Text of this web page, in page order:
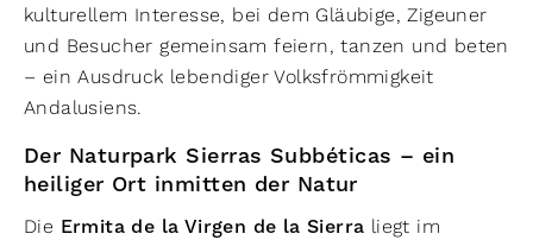
kulturellem Interesse, bei dem Gläubige, Zigeuner
und Besucher gemeinsam feiern, tanzen und beten
– ein Ausdruck lebendiger Volksfrömmigkeit
Andalusiens.
Der Naturpark Sierras Subbéticas – ein
heiliger Ort inmitten der Natur
Die Ermita de la Virgen de la Sierra liegt im